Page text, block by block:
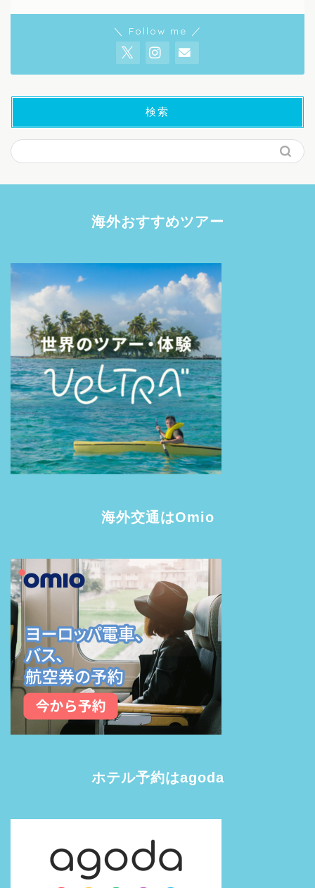
＼ Follow me ／
検索
海外おすすめツアー
海外交通はOmio
ホテル予約はagoda